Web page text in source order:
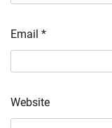
Email *
Website